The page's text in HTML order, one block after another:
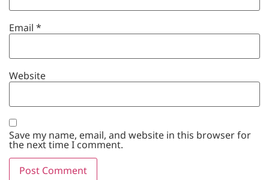
Email *
Website
Save my name, email, and website in this browser for
the next time I comment.